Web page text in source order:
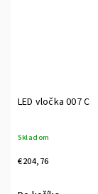
LED vločka 007 C
Skladom
€204,76